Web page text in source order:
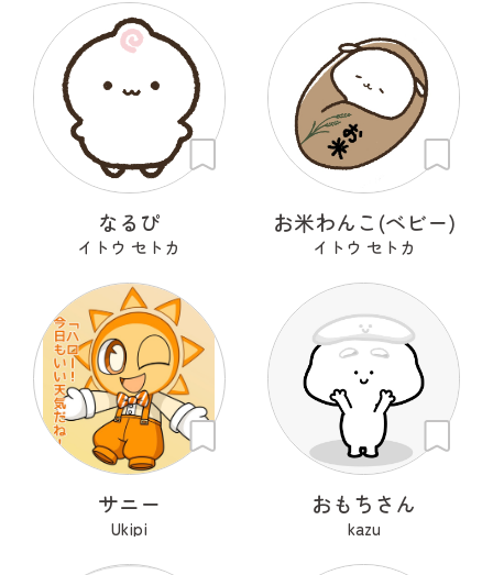
なるぴ
イトウ セトカ
お米わんこ(ベビー)
イトウ セトカ
サニー
Ukipi
おもちさん
kazu